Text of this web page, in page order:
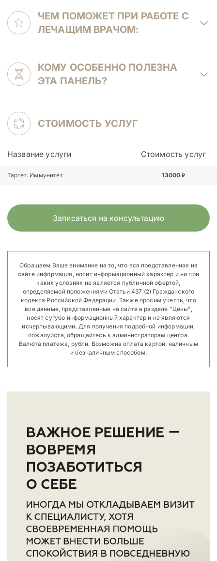
ЧЕМ ПОМОЖЕТ ПРИ РАБОТЕ С
ЛЕЧАЩИМ ВРАЧОМ:
КОМУ ОСОБЕННО ПОЛЕЗНА
ЭТА ПАНЕЛЬ?
СТОИМОСТЬ УСЛУГ
Название услуги Стоимость услуг
Таргет. Иммунитет 13000
Записаться на консультацию
Обращаем Ваше внимание на то, что вся представленная на
сайте информация, носит информационный характер и ни при
каких условиях не является публичной офертой,
определяемой положениями Статьи 437 (2) Гражданского
кодекса Российской Федерации. Также просим учесть, что
все данные, представленные на сайте в разделе "Цены",
носят сугубо информационный характер и не являются
исчерпывающими. Для получения подробной информации,
пожалуйста, обращайтесь к администраторам центра.
Валюта платежа, рубли. Возможна оплата картой, наличным
и безналичным способом.